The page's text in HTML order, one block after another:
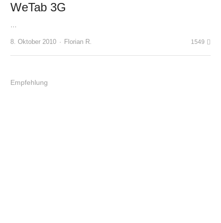
WeTab 3G
…
8. Oktober 2010 Author
Florian R. 1549
Empfehlung